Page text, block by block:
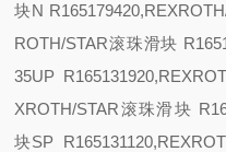
块N
ROTH/STAR滚珠滑块
35UP
XROTH/STAR滚珠滑块
块SP